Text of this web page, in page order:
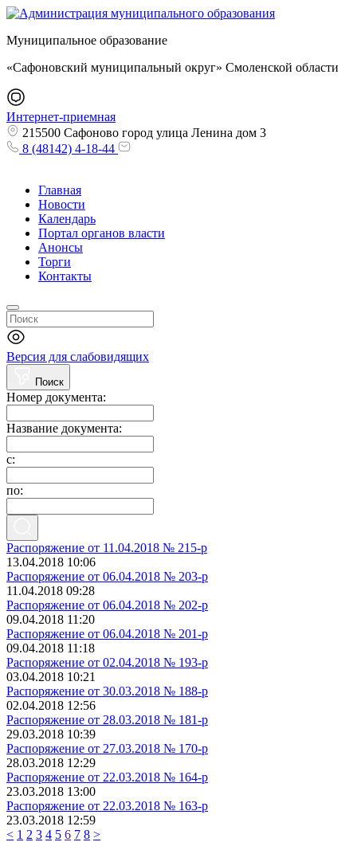
Муниципальное образование
«Сафоновский муниципальный округ» Смоленской области
Интернет-приемная
215500 Сафоново город улица Ленина дом 3
8 (48142) 4-18-44
Главная
Новости
Календарь
Портал органов власти
Анонсы
Торги
Контакты
Версия для слабовидящих
Поиск
Номер документа:
Название документа:
с:
по:
Распоряжение от 11.04.2018 № 215-р
13.04.2018 10:06
Распоряжение от 06.04.2018 № 203-р
11.04.2018 09:28
Распоряжение от 06.04.2018 № 202-р
09.04.2018 11:20
Распоряжение от 06.04.2018 № 201-р
09.04.2018 11:18
Распоряжение от 02.04.2018 № 193-р
03.04.2018 10:21
Распоряжение от 30.03.2018 № 188-р
02.04.2018 12:56
Распоряжение от 28.03.2018 № 181-р
29.03.2018 10:39
Распоряжение от 27.03.2018 № 170-р
28.03.2018 12:29
Распоряжение от 22.03.2018 № 164-р
23.03.2018 13:00
Распоряжение от 22.03.2018 № 163-р
23.03.2018 12:59
< 1 2 3 4 5 6 7 8 >